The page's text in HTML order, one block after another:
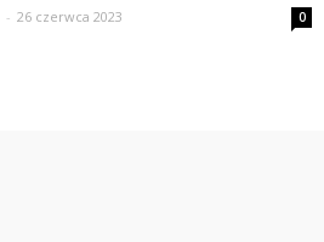
- 26 czerwca 2023 0